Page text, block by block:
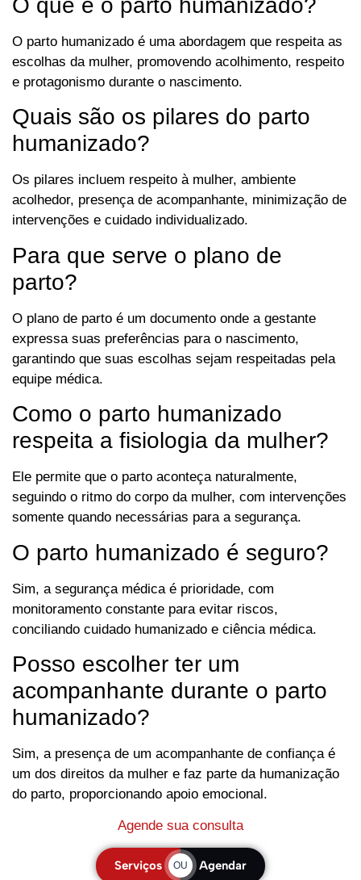
O que é o parto humanizado?
O parto humanizado é uma abordagem que respeita as
escolhas da mulher, promovendo acolhimento, respeito
e protagonismo durante o nascimento.
Quais são os pilares do parto
humanizado?
Os pilares incluem respeito à mulher, ambiente
acolhedor, presença de acompanhante, minimização de
intervenções e cuidado individualizado.
Para que serve o plano de
parto?
O plano de parto é um documento onde a gestante
expressa suas preferências para o nascimento,
garantindo que suas escolhas sejam respeitadas pela
equipe médica.
Como o parto humanizado
respeita a fisiologia da mulher?
Ele permite que o parto aconteça naturalmente,
seguindo o ritmo do corpo da mulher, com intervenções
somente quando necessárias para a segurança.
O parto humanizado é seguro?
Sim, a segurança médica é prioridade, com
monitoramento constante para evitar riscos,
conciliando cuidado humanizado e ciência médica.
Posso escolher ter um
acompanhante durante o parto
humanizado?
Sim, a presença de um acompanhante de confiança é
um dos direitos da mulher e faz parte da humanização
do parto, proporcionando apoio emocional.
Agende sua consulta
Serviços OU Agendar